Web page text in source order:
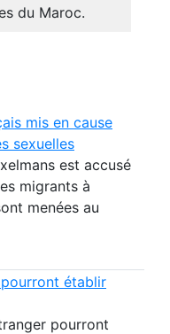
du Maroc.
mis en cause
sexuelles
est accusé
migrants à
menées au
établir
pourront